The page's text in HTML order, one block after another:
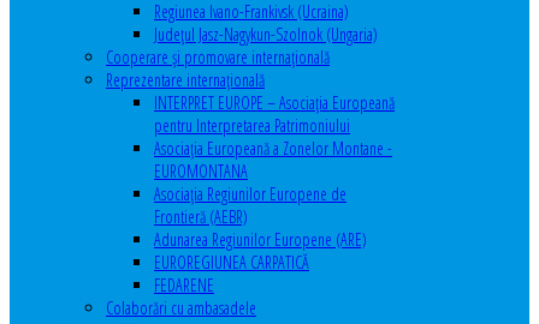
Regiunea Ivano-Frankivsk (Ucraina)
Judeţul Jasz-Nagykun-Szolnok (Ungaria)
Cooperare şi promovare internaţională
Reprezentare internaţională
INTERPRET EUROPE – Asociația Europeană
pentru Interpretarea Patrimoniului
Asociația Europeană a Zonelor Montane -
EUROMONTANA
Asociația Regiunilor Europene de
Frontieră (AEBR)
Adunarea Regiunilor Europene (ARE)
EUROREGIUNEA CARPATICĂ
FEDARENE
Colaborări cu ambasadele